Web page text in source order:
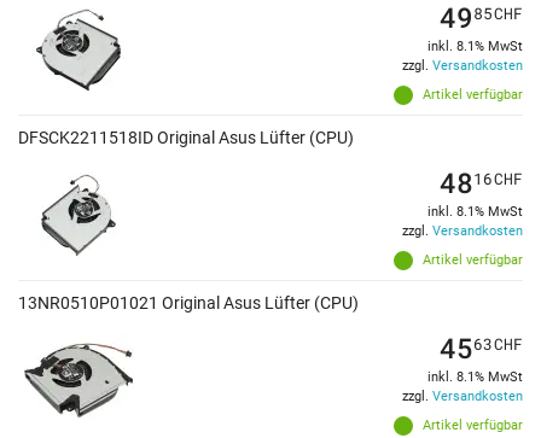
Artikel verfügbar
4985CHF
inkl. 8.1% MwSt
zzgl. Versandkosten
DFSCK2211518ID Original Asus Lüfter (CPU)
Artikel verfügbar
4816CHF
inkl. 8.1% MwSt
zzgl. Versandkosten
13NR0510P01021 Original Asus Lüfter (CPU)
Artikel verfügbar
4563CHF
inkl. 8.1% MwSt
zzgl. Versandkosten